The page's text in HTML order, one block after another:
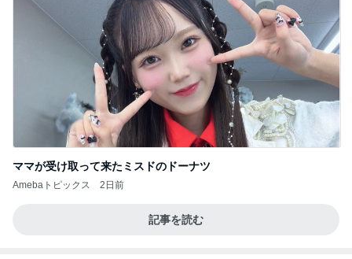
ママが受け取って来たミスドのドーナツ
Amebaトピックス 2日前
記事を読む